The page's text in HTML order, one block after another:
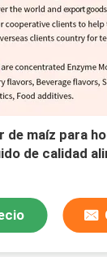
de maíz para
de calidad